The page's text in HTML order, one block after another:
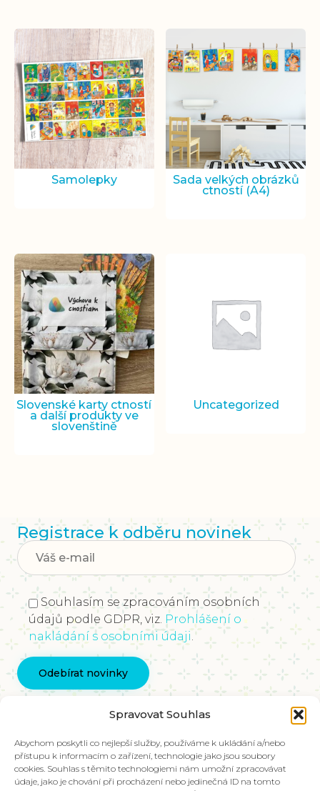
Spravovat Souhlas
Abychom poskytli co nejlepší služby, používáme k ukládání a/nebo
přístupu k informacím o zařízení, technologie jako jsou soubory
cookies. Souhlas s těmito technologiemi nám umožní zpracovávat
údaje, jako je chování při procházení nebo jedinečná ID na tomto
Samolepky Sada velkých obrázků
ctností (A4)
Slovenské karty ctností
a další produkty ve
slovenštině
Uncategorized
Registrace k odběru novinek
Souhlasím se zpracováním osobních
údajů podle GDPR, viz. Prohlášení o
nakládání s osobními údaji.
Kontaktujte nás
Nadace Pangea, Rohanské nábřeží 671/15, Karlín,
186 00 Praha 8
V případě zájmu o materiály ve slovenštině,